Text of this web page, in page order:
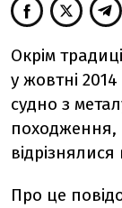
Окрім
у жовтні
судно з
походження,
відрізнялися
Про це